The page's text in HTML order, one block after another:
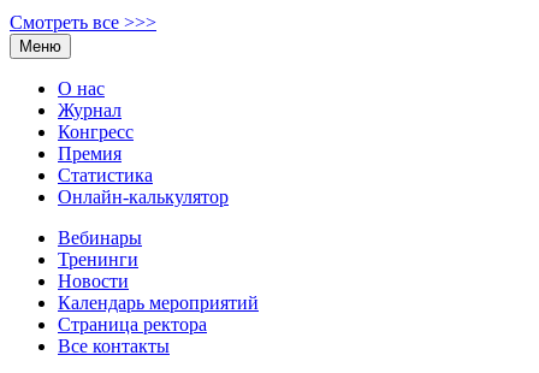
Смотреть все >>>
Меню
О нас
Журнал
Конгресс
Премия
Статистика
Онлайн-калькулятор
Вебинары
Тренинги
Новости
Календарь мероприятий
Страница ректора
Все контакты